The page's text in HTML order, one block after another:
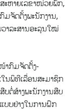
ະຫາຍເລຂາໜ່ວຍພັກ,
ຈັດຕັ້ງພະນັກງານ,
ລະສານອະລຸນໃໝ່
າກົມຈັດຕັ້ງ-
ນພິທີເລື່ອນສະມາຊິກ
ຕໍ່ສ້າງພະນັກງານສືບ
ບບຢ່າງໃນການຝຶກ